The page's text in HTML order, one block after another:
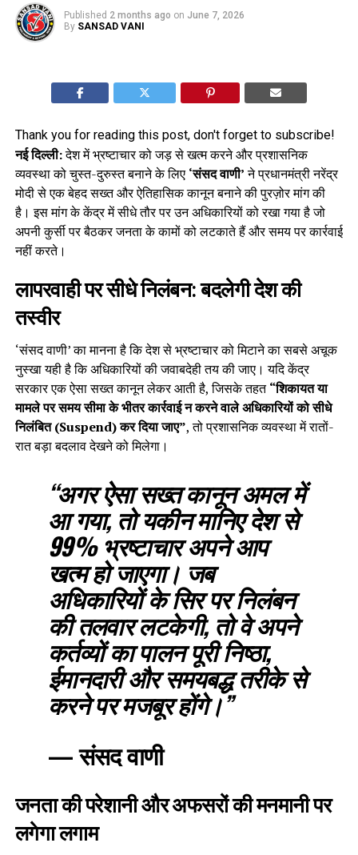
Published 2 months ago on June 7, 2026
By SANSAD VANI
Thank you for reading this post, don't forget to subscribe!
नई दिल्ली:देश में भ्रष्टाचार को जड़ से खत्म करने और प्रशासनिक
व्यवस्था को चुस्त-दुरुस्त बनाने के लिए ‘संसद वाणी’ने प्रधानमंत्री नरेंद्र
मोदी से एक बेहद सख्त और ऐतिहासिक कानून बनाने की पुरज़ोर मांग की
है। इस मांग के केंद्र में सीधे तौर पर उन अधिकारियों को रखा गया है जो
अपनी कुर्सी पर बैठकर जनता के कामों को लटकाते हैं और समय पर कार्रवाई
नहीं करते।
लापरवाही पर सीधे निलंबन: बदलेगी देश की
तस्वीर
‘संसद वाणी’ का मानना है कि देश से भ्रष्टाचार को मिटाने का सबसे अचूक
नुस्खा यही है कि अधिकारियों की जवाबदेही तय की जाए। यदि केंद्र
सरकार एक ऐसा सख्त कानून लेकर आती है, जिसके तहत“शिकायत या
मामले पर समय सीमा के भीतर कार्रवाई न करने वाले अधिकारियों को सीधे
निलंबित (Suspend) कर दिया जाए”, तो प्रशासनिक व्यवस्था में रातों-
रात बड़ा बदलाव देखने को मिलेगा।
“अगर ऐसा सख्त कानून अमल में
आ गया, तो यकीन मानिए देश से
99% भ्रष्टाचार अपने आप
खत्म हो जाएगा। जब
अधिकारियों के सिर पर निलंबन
की तलवार लटकेगी, तो वे अपने
कर्तव्यों का पालन पूरी निष्ठा,
ईमानदारी और समयबद्ध तरीके से
करने पर मजबूर होंगे।”
—संसद वाणी
जनता की परेशानी और अफसरों की मनमानी पर
लगेगा लगाम